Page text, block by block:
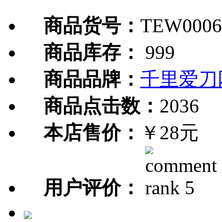
商品货号：
商品库存：
999
商品品牌： 千里爱刀
商品点击数： 2036
本店售价： ￥28元
用户评价：